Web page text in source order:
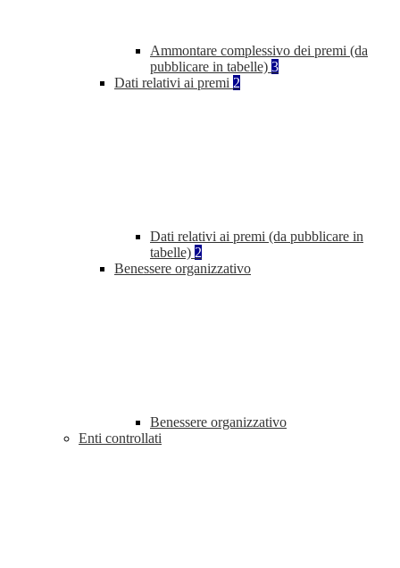
Ammontare complessivo dei premi (da
pubblicare in tabelle) 3
Dati relativi ai premi 2
Dati relativi ai premi (da pubblicare in
tabelle) 2
Benessere organizzativo
Benessere organizzativo
Enti controllati